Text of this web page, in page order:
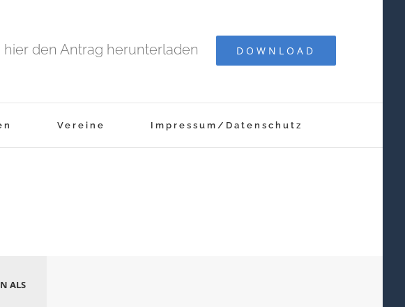
den Antrag herunterladen DOWNLOAD
Vereine Impressum/Datenschutz
ALS